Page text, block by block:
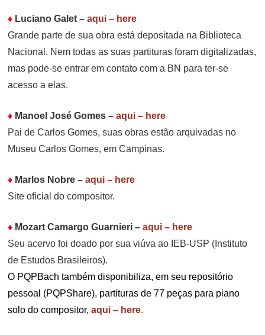
♦ Luciano Galet –aqui – here
Grande parte de sua obra está depositada na Biblioteca
Nacional. Nem todas as suas partituras foram digitalizadas,
mas pode-se entrar em contato com a BN para ter-se
acesso a elas.
♦ Manoel José Gomes –aqui – here
Pai de Carlos Gomes, suas obras estão arquivadas no
Museu Carlos Gomes, em Campinas.
♦ Marlos Nobre –aqui – here
Site oficial do compositor.
♦ Mozart Camargo Guarnieri –aqui – here
Seu acervo foi doado por sua viúva ao IEB-USP (Instituto
de Estudos Brasileiros).
O PQPBach também disponibiliza, em seu repositório
pessoal (PQPShare), partituras de 77 peças para piano
solo do compositor,aqui – here.